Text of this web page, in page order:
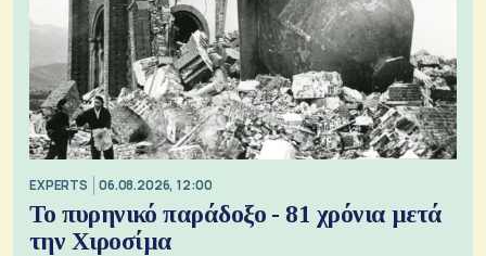
EXPERTS 06.08.2026, 12:00
Το πυρηνικό παράδοξο - 81 χρόνια μετά
την Χιροσίμα